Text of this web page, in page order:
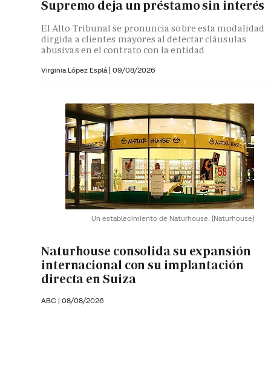
Supremo deja un préstamo sin interés
El Alto Tribunal se pronuncia sobre esta modalidad
dirgida a clientes mayores al detectar cláusulas
abusivas en el contrato con la entidad
Virginia López Esplá | 09/08/2026
Un establecimiento de Naturhouse. (Naturhouse)
Naturhouse consolida su expansión
internacional con su implantación
directa en Suiza
ABC | 08/08/2026